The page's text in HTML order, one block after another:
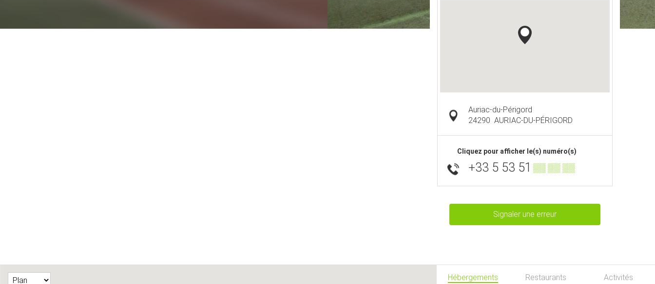
Auriac-du-Périgord
24290 AURIAC-DU-PÉRIGORD
Cliquez pour afficher le(s) numéro(s)
+33 5 53 51 ▒▒ ▒▒ ▒▒
Signaler une erreur
Hébergements Restaurants Activités